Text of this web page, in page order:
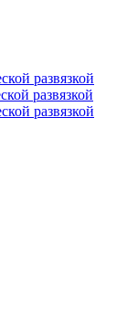
развязкой
развязкой
развязкой